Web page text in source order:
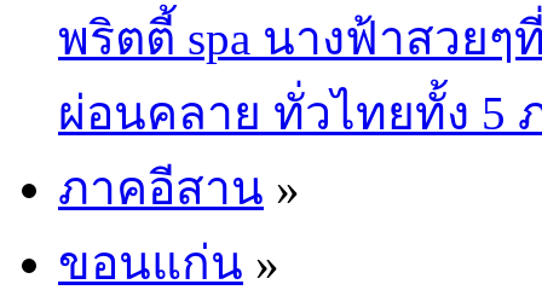
พริตตี้ spa นางฟ้าสวย
ผ่อนคลาย ทั่วไทยทั้ง 5
ภาคอีสาน »
ขอนแก่น »